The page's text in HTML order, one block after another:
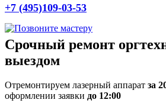
+7 (495)109-03-53
Срочный ремонт
выездом
Отремонтируем лазерный аппарат за
оформлении заявки до 12:00